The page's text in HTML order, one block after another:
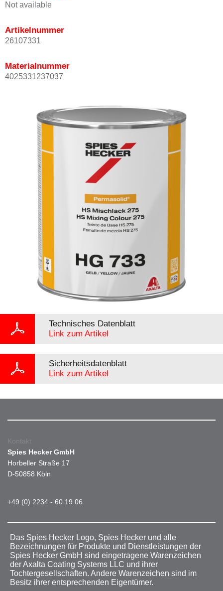
Not available
Artikelnummer
26107331
Materialnummer
4025331237037
Technisches Datenblatt
Link zum Artikel
Sicherheitsdatenblatt
Link zum Artikel
Kontakt
Spies Hecker GmbH
Horbeller Straße 17
D-50858 Köln
+49 (0) 2234 - 60 19 06
Das Spies Hecker Logo, Spies Hecker und alle
Bezeichnungen für Produkte und Dienstleistungen der
Spies Hecker GmbH sind eingetragene Warenzeichen
der Axalta Coating Systems LLC und ihrer
Tochtergesellschaften. Andere Warenzeichen sind im
Besitz ihrer entsprechenden Eigentümer.